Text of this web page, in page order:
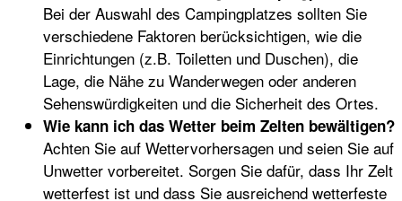
Bei der Auswahl des Campingplatzes sollten Sie
verschiedene Faktoren berücksichtigen, wie die
Einrichtungen (z.B. Toiletten und Duschen), die
Lage, die Nähe zu Wanderwegen oder anderen
Sehenswürdigkeiten und die Sicherheit des Ortes.
Wie kann ich das Wetter beim Zelten bewältigen?
Achten Sie auf Wettervorhersagen und seien Sie auf
Unwetter vorbereitet. Sorgen Sie dafür, dass Ihr Zelt
wetterfest ist und dass Sie ausreichend wetterfeste